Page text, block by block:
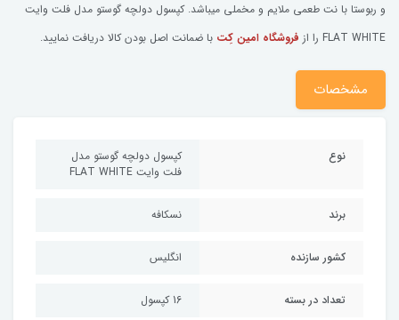
و ربوستا با نت طعمی ملایم و مخملی میباشد. کپسول دولچه گوستو مدل فلت وایت
FLAT WHITE را از
فروشگاه امین کِت با ضمانت اصل بودن کالا دریافت نمایید.
مشخصات
نوع
کپسول دولچه گوستو مدل
فلت وایت FLAT WHITE
برند نسکافه
کشور سازنده انگلیس
تعداد در بسته 16 کپسول